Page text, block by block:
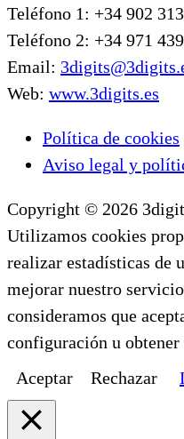
Teléfono 1: +34 902
Teléfono 2: +34 971
Email:
Web: www.3digits.es
Política de cookies
Aviso legal y
Copyright © 2026
Utilizamos cookies
realizar estadísticas de
mejorar nuestro
consideramos que
configuración u
Aceptar
Rechazar